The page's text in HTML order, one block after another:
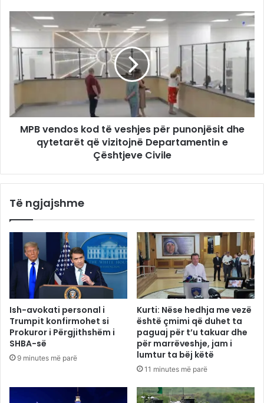
MPB vendos kod të veshjes për punonjësit dhe
qytetarët që vizitojnë Departamentin e
Çështjeve Civile
Të ngjajshme
Ish-avokati personal i
Trumpit konfirmohet si
Prokuror i Përgjithshëm i
SHBA-së
9 minutes më parë
Kurti: Nëse hedhja me vezë
është çmimi që duhet ta
paguaj për t’u takuar dhe
për marrëveshje, jam i
lumtur ta bëj këtë
11 minutes më parë